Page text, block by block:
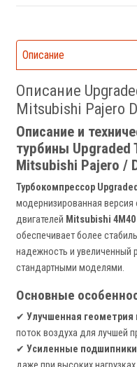
Описание
Описание
Mitsubishi Pajero
Описание и
турбины Upgraded
Mitsubishi Pajero /
Турбокомпрессор
модернизированная
двигателей Mitsubishi
обеспечивает более
надежность и увеличенный
стандартными моделями.
Основные
✔ Улучшенная геометрия
поток воздуха для лучшей
✔ Усиленные подшипники